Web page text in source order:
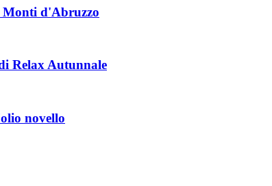
Monti d'Abruzzo
Relax Autunnale
novello